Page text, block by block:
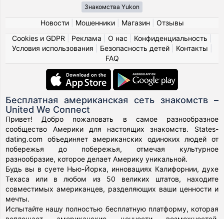
Знакомства Yukon
Новости| Мошенники| Магазин
Отзывы
Cookies и GDPR
Реклама О нас Конфиденциальность
Условия использования
Безопасность детей| Контакты
FAQ
Бесплатная американская сеть знакомств –
United We Connect
Привет! Добро пожаловать в самое разнообразное
сообщество Америки для настоящих знакомств. States-
dating.com объединяет американских одиноких людей от
побережья до побережья, отмечая культурное
разнообразие, которое делает Америку уникальной.
Будь вы в суете Нью-Йорка, инновациях Калифорнии, духе
Техаса или в любом из 50 великих штатов, находите
совместимых американцев, разделяющих ваши ценности и
мечты.
Испытайте нашу полностью бесплатную платформу, которая